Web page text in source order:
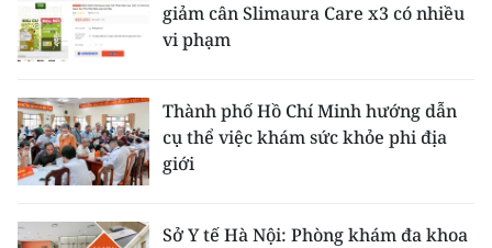
giảm cân Slimaura Care x3 có nhiều
vi phạm
Thành phố Hồ Chí Minh hướng dẫn
cụ thể việc khám sức khỏe phi địa
giới
Sở Y tế Hà Nội: Phòng khám đa khoa